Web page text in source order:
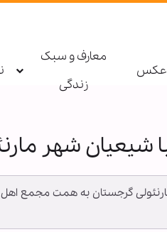
عکس
معارف و سبک
زندگی
شهر
ابنا ـ بیش از ۵۰۰ نفر از شیعیان شهر